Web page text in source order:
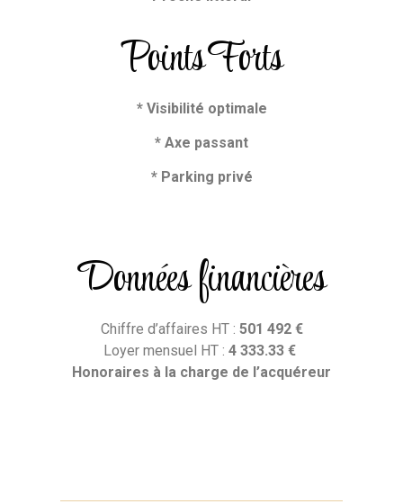
Points Forts
* Visibilité optimale
* Axe passant
* Parking privé
Données financières
Chiffre d’affaires HT : 501 492€
Loyer mensuel HT : 4 333.33 €
Honoraires à la charge de l’acquéreur